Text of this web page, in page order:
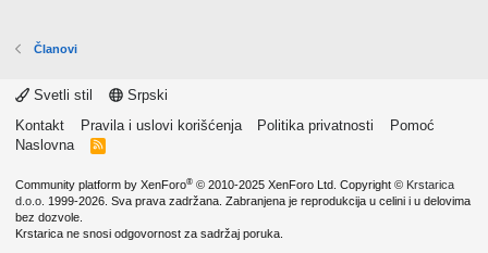
Članovi
Svetli stil
Srpski
Kontakt
Pravila i uslovi korišćenja Politika privatnosti
Pomoć
Naslovna
R
Community platform by XenForo® © 2010-2025 XenForo Ltd. Copyright © Krstarica
d.o.o. 1999-2026. Sva prava zadržana. Zabranjena je reprodukcija u celini i u delovima
bez dozvole.
Krstarica ne snosi odgovornost za sadržaj poruka.